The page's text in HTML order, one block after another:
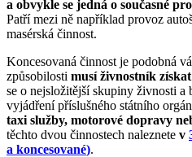
a obvykle se jedná o současné
Patří mezi ně například provoz
masérská činnost.
Koncesovaná činnost je podobná
způsobilosti musí živnostník
se o nejsložitější skupiny živnosti a
vyjádření příslušného státního
taxi služby, motorové dopravy
těchto dvou činnostech naleznete v
a koncesované).